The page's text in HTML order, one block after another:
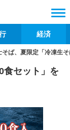
経済
そば、夏限定「冷凍生
食セット」を